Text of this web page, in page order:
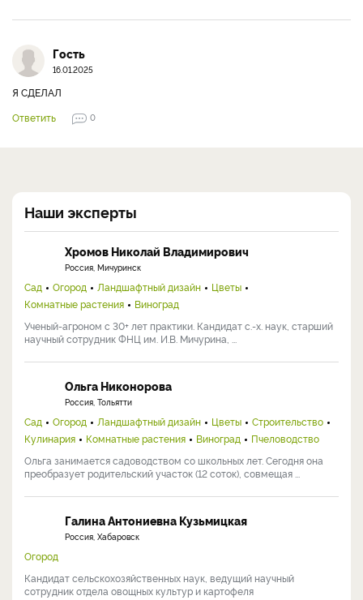
Гость
16.01.2025
Я СДЕЛАЛ
Ответить
0
Наши эксперты
Хромов Николай Владимирович
Россия, Мичуринск
Сад Огород Ландшафтный дизайн
Цветы
Комнатные растения
Виноград
Ученый-агроном с 30+ лет практики. Кандидат с.-х. наук, старший
научный сотрудник ФНЦ им. И.В. Мичурина, ...
Ольга Никонорова
Россия, Тольятти
Сад Огород Ландшафтный дизайн Цветы
Строительство
Кулинария
Комнатные растения Виноград
Пчеловодство
Ольга занимается садоводством со школьных лет. Сегодня она
преобразует родительский участок (12 соток), совмещая ...
Галина Антониевна Кузьмицкая
Россия, Хабаровск
Огород
Кандидат сельскохозяйственных наук, ведущий научный
сотрудник отдела овощных культур и картофеля